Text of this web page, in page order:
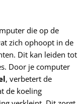
die op de
zich ophoopt in de
Dit kan leiden tot
Door je computer
, verbetert de
de koeling